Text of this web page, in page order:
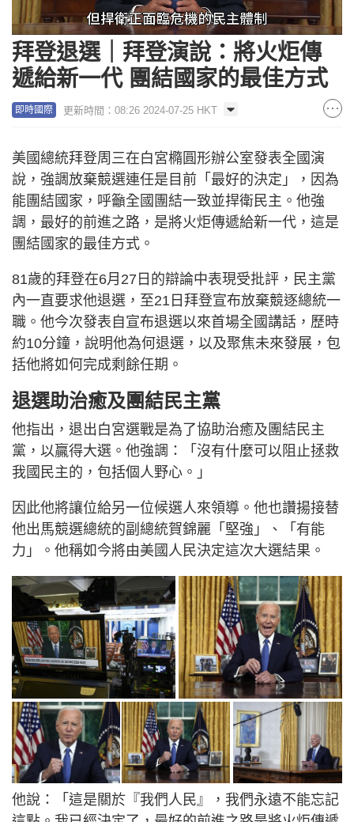
Unmute Loaded:
38.95%
拜登退選｜拜登演說：將火炬傳
遞給新一代 團結國家的最佳方式
即時國際 更新時間：08:26 2024-07-25 HKT
美國總統拜登周三在白宮橢圓形辦公室發表全國演
說，強調放棄競選連任是目前「最好的決定」，因為
能團結國家，呼籲全國團結一致並捍衛民主。他強
調，最好的前進之路，是將火炬傳遞給新一代，這是
團結國家的最佳方式。
81歲的拜登在6月27日的辯論中表現受批評，民主黨
內一直要求他退選，至21日拜登宣布放棄競逐總統一
職。他今次發表自宣布退選以來首場全國講話，歷時
約10分鐘，說明他為何退選，以及聚焦未來發展，包
括他將如何完成剩餘任期。
退選助治癒及團結民主黨
他指出，退出白宮選戰是為了協助治癒及團結民主
黨，以贏得大選。他強調：「沒有什麼可以阻止拯救
我國民主的，包括個人野心。」
因此他將讓位給另一位候選人來領導。他也讚揚接替
他出馬競選總統的副總統賀錦麗「堅強」、「有能
力」。他稱如今將由美國人民決定這次大選結果。
他說：「這是關於『我們人民』，我們永遠不能忘記